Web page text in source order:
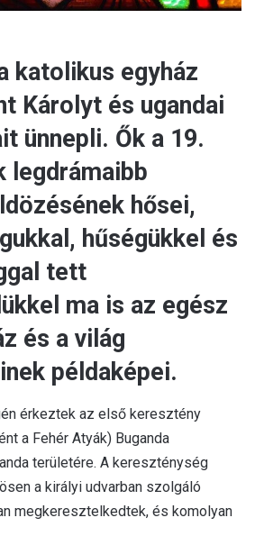
katolikus egyház
Károlyt és ugandai
ünnepli. Ők a 19.
legdrámaibb
hősei,
hűségükkel és
tett
ma is az egész
és a világ
példaképei.
érkeztek az első keresztény
a Fehér Atyák) Buganda
területére. A kereszténység
a királyi udvarban szolgáló
megkeresztelkedtek, és komolyan